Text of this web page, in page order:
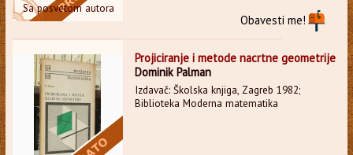
Sa posvetom autora
Obavesti me!
Projiciranje i metode nacrtne geometrije
Dominik Palman
Izdavač: Školska knjiga, Zagreb 1982;
Biblioteka Moderna matematika